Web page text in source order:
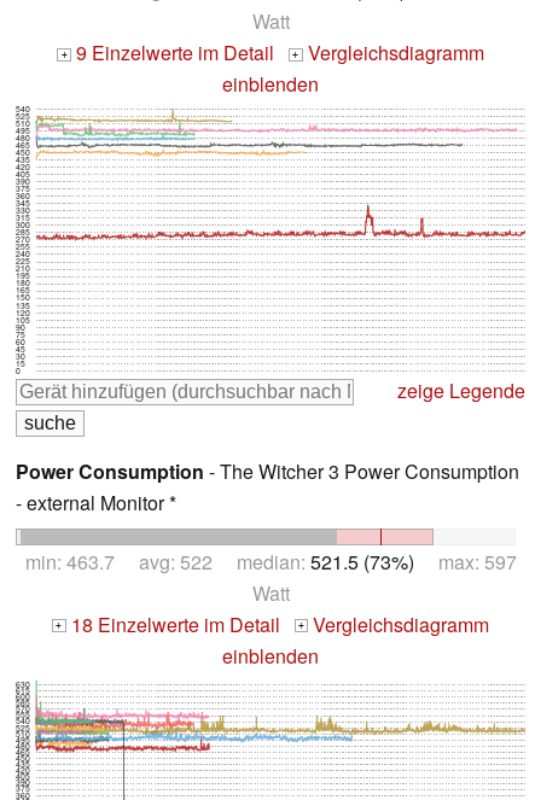
Watt
+ 9 Einzelwerte im Detail + Vergleichsdiagramm
einblenden
0
15
30
45
60
75
90
105
120
135
150
165
180
195
210
225
240
255
270
285
300
315
330
345
360
375
390
405
420
435
450
465
480
495
510
525
540
zeige Legende
Power Consumption - The Witcher 3 Power Consumption
- external Monitor *
min: 463.7 avg: 522 median: 521.5 (73%) max: 597
Watt
+ 18 Einzelwerte im Detail +
Vergleichsdiagramm
einblenden
360
375
390
405
420
435
450
465
480
495
510
525
540
555
570
585
600
615
630